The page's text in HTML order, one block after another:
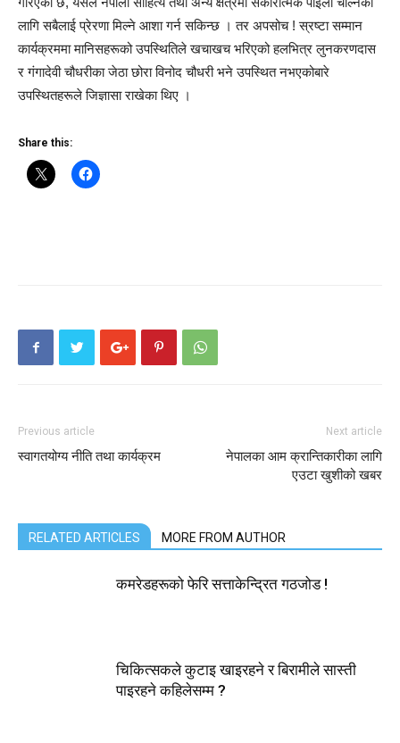
लागि सबैलाई प्रेरणा मिल्ने आशा गर्न सकिन्छ । तर अपसोच ! स्रष्टा सम्मान
कार्यक्रममा मानिसहरूको उपस्थितिले खचाखच भरिएको हलभित्र लुनकरणदास
र गंगादेवी चौधरीका जेठा छोरा विनोद चौधरी भने उपस्थित नभएकोबारे
उपस्थितहरूले जिज्ञासा राखेका थिए ।
Share this:
Previous article
स्वागतयोग्य नीति तथा कार्यक्रम
Next article
नेपालका आम क्रान्तिकारीका लागि
एउटा खुशीको खबर
RELATED ARTICLES MORE FROM AUTHOR
कमरेडहरूको फेरि सत्ताकेन्द्रित गठजोड !
चिकित्सकले कुटाइ खाइरहने र बिरामीले सास्ती
पाइरहने कहिलेसम्म ?